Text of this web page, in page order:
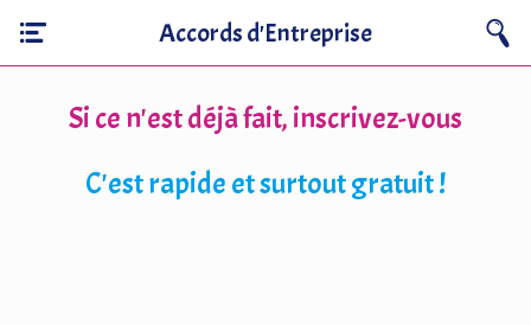
Accords d'Entreprise
Si ce n'est déjà fait, inscrivez-vous
C'est rapide et surtout gratuit !